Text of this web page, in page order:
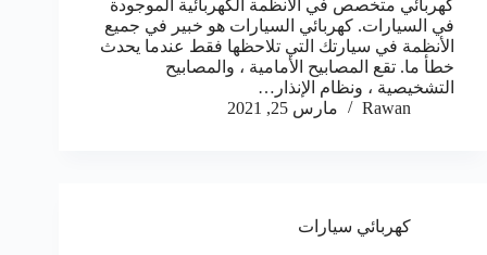
كهربائي متخصص في الأنظمة الكهربائية الموجودة
في السيارات. كهربائي السيارات هو خبير في جميع
الأنظمة في سيارتك التي تلاحظها فقط عندما يحدث
خطأ ما. تقع المصابيح الأمامية ، والمصابيح
التشخيصية ، ونظام الإنذار…
Rawan
مارس 25, 2021
كهربائي سيارات